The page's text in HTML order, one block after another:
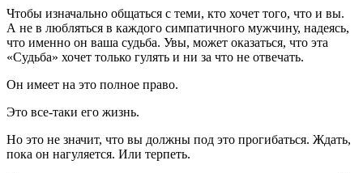
Чтобы изначально общаться с теми, кто хочет того, что и вы.
А не в любляться в каждого симпатичного мужчину, надеясь,
что именно он ваша судьба. Увы, может оказаться, что эта
«Судьба» хочет только гулять и ни за что не отвечать.
Он имеет на это полное право.
Это все-таки его жизнь.
Но это не значит, что вы должны под это прогибаться. Ждать,
пока он нагуляется. Или терпеть.